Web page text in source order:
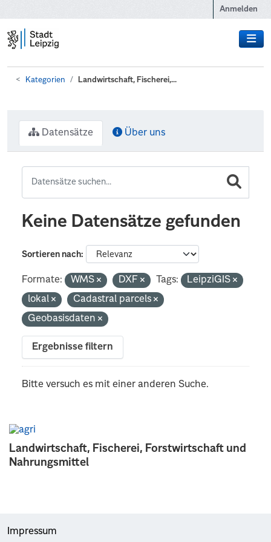
Anmelden
Kategorien Landwirtschaft, Fischerei,...
Landwirtschaft, Fischerei, Forstwirtschaft und
Nahrungsmittel
Datensätze Über uns
Keine Datensätze gefunden
Sortieren nach
Formate: WMS DXF Tags:
LeipziGIS
lokal
Cadastral parcels
Geobasisdaten
Ergebnisse filtern
Bitte versuch es mit einer anderen Suche.
Impressum